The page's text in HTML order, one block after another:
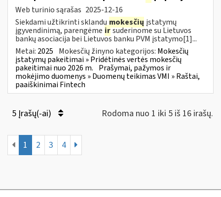
Web turinio sąrašas 2025-12-16
Siekdami užtikrinti sklandų mokesčių įstatymų
įgyvendinimą, parengėme irsuderinome su Lietuvos
bankų asociacija bei Lietuvos banku PVM įstatymo[1]...
Metai: 2025 Mokesčių žinyno kategorijos: Mokesčių
įstatymų pakeitimai » Pridėtinės vertės mokesčių
pakeitimai nuo 2026 m. Prašymai, pažymos ir
mokėjimo duomenys » Duomenų teikimas VMI » Raštai,
paaiškinimai Fintech
5 Įrašų(-ai) Rodoma nuo 1 iki 5 iš 16 irašų.
1 2 3 4